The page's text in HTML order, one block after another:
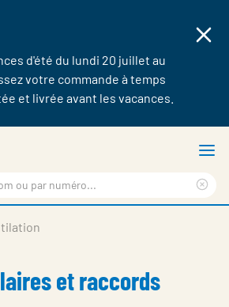
d'été du lundi 20 juillet au
votre commande à temps
et livrée avant les vacances.
et raccords